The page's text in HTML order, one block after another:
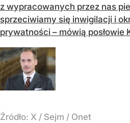
z wypracowanych przez nas
sprzeciwiamy się inwigilacji i
prywatności – mówią posłowie
Źródło: X / Sejm / Onet